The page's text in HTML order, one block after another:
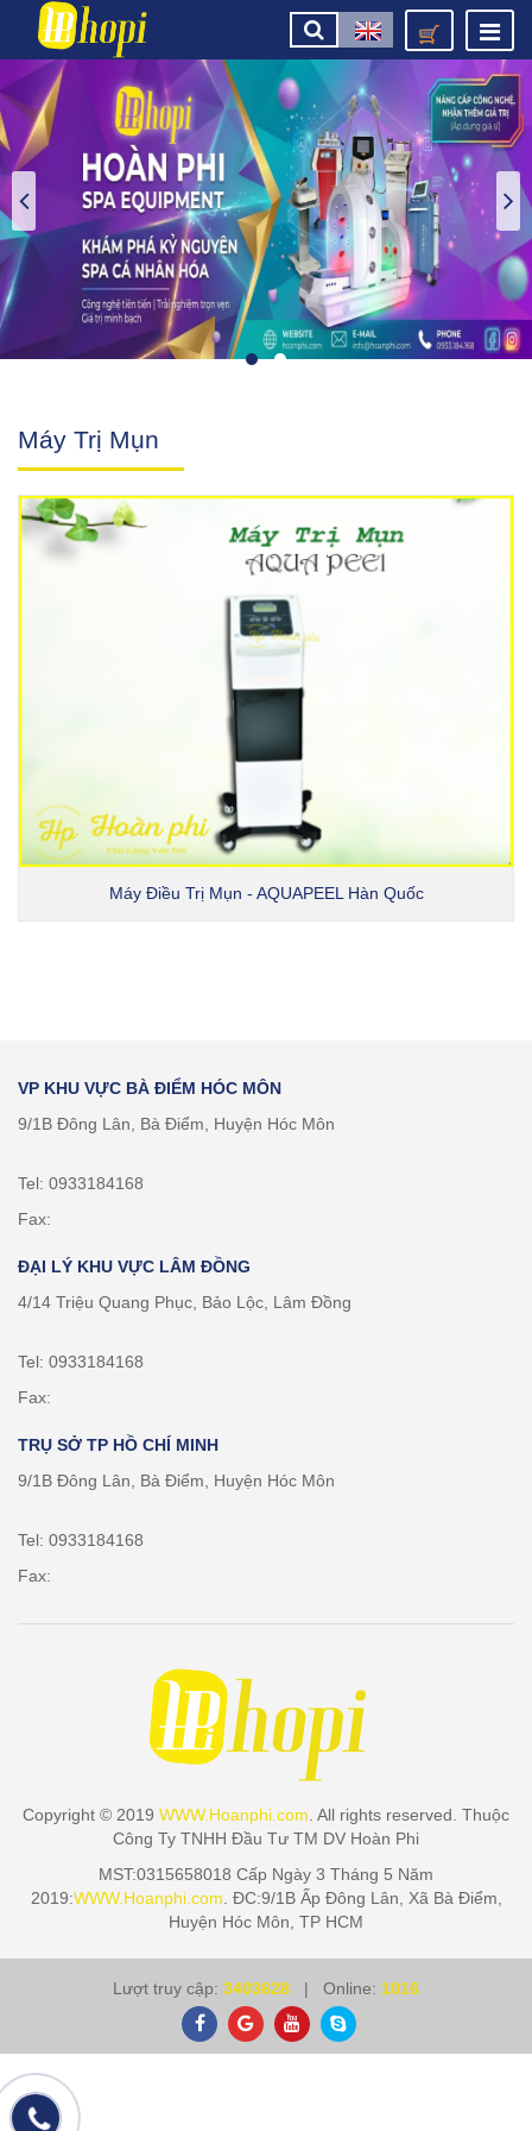
Máy Trị Mụn
Máy Điều Trị Mụn - AQUAPEEL Hàn Quốc
VP KHU VỰC BÀ ĐIỂM HÓC MÔN
9/1B Đông Lân, Bà Điểm, Huyện Hóc Môn
Tel: 0933184168
Fax:
ĐẠI LÝ KHU VỰC LÂM ĐỒNG
4/14 Triệu Quang Phục, Bảo Lộc, Lâm Đồng
Tel: 0933184168
Fax:
TRỤ SỞ TP HỒ CHÍ MINH
9/1B Đông Lân, Bà Điểm, Huyện Hóc Môn
Tel: 0933184168
Fax:
Copyright © 2019 WWW.Hoanphi.com . All rights reserved. Thuộc
Công Ty TNHH Đầu Tư TM DV Hoàn Phi
MST:0315658018 Cấp Ngày 3 Tháng 5 Năm
2019:WWW.Hoanphi.com . ĐC:9/1B Ấp Đông Lân, Xã Bà Điểm,
Huyện Hóc Môn, TP HCM
Lượt truy cập: 3403628 | Online: 1016